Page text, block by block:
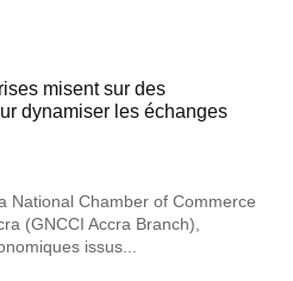
misent sur des
dynamiser les échanges
National Chamber of Commerce
(GNCCI Accra Branch),
issus...